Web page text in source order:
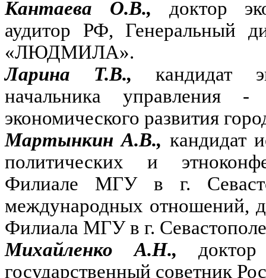
Кантаева О.В., доктор
аудитор РФ, Генеральный
«ЛЮДМИЛА».
Ларина Т.В., кандидат
начальника управления -
экономического развития
Мартынкин А.В., кандидат
политических и
Филиале МГУ в г.
международных отношений,
Филиала МГУ в г.
Михайленко А.Н.,
государственный советник